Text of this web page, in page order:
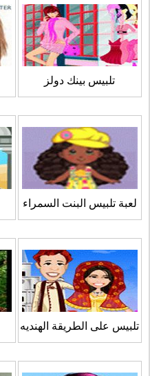
تلبيس بينك دولز
لعبة تلبيس البنت السمراء
تلبيس على الطريقة الهنديه